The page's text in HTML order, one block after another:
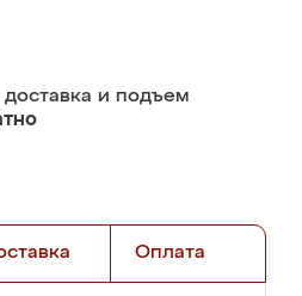
доставка и подъем
Оплата